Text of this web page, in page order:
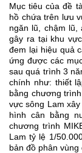
Mục tiêu của đề
hồ chứa trên lưu
ngăn lũ, chậm
gây ra tại khu
đem lại hiệu quả
ứng được các
sau quá trình 3
chính như: thiết
bằng chương
vực sông Lam
hình cân bằng
chương trình
Lam tỷ lệ 1/
bản đồ phân